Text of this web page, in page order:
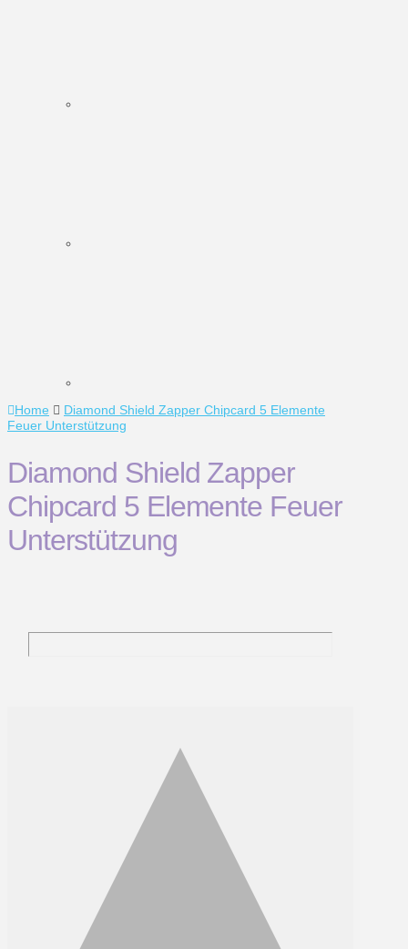
Home
Diamond Shield Zapper Chipcard 5 Elemente
Feuer Unterstützung
Diamond Shield Zapper
Chipcard 5 Elemente Feuer
Unterstützung